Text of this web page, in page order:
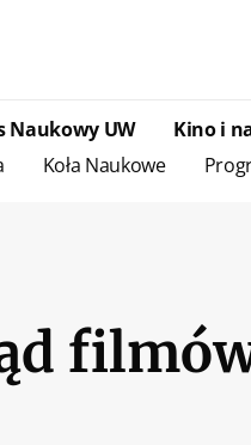
Naukowy UW Kino i
Koła Naukowe